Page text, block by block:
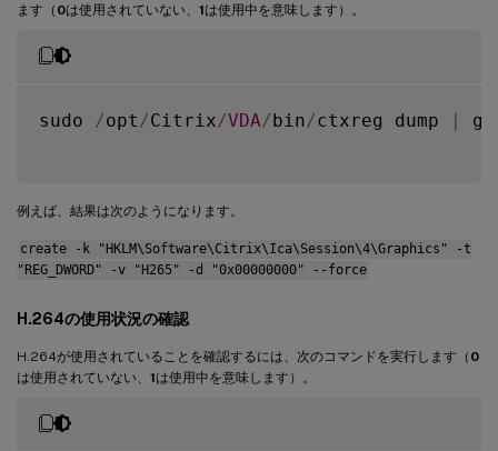
ます（ 0は使用されていない、 1は使用中を意味します）。
sudo /opt /Citrix/VDA/bin/ctxreg dump |
例えば、結果は次のようになります。
create -k "HKLM\Software\Citrix\Ica\Session\4\Graphics" -t
"REG_DWORD" -v "H265" -d "0x00000000" --force
H.264の使用状況の確認
H.264が使用されていることを確認するには、次のコマンドを実行します（ 0
は使用されていない、 1は使用中を意味します）。